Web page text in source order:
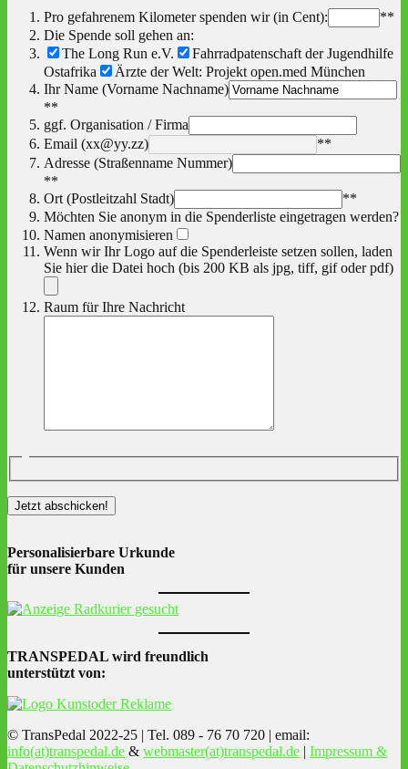
Pro gefahrenem Kilometer spenden wir (in Cent):
**
Die Spende soll gehen an:
The Long Run e.V.
Fahrradpatenschaft der Jugendhilfe
Ostafrika
Ärzte der Welt: Projekt open.med München
Ihr Name (Vorname Nachname)
**
ggf. Organisation / Firma
Email (xx@yy.zz)
**
Adresse (Straßenname Nummer)
**
Ort (Postleitzahl Stadt)
**
Möchten Sie anonym in die Spenderliste eingetragen werden?
Namen anonymisieren
Wenn wir Ihr Logo auf die Spenderleiste setzen sollen, laden
Sie hier die Datei hoch (bis 200 KB als jpg, tiff, gif oder pdf)
Raum für Ihre Nachricht
Personalisierbare Urkunde
für unsere Kunden
TRANSPEDAL wird freundlich
unterstützt von:
© TransPedal 2022-25 | Tel. 089 - 76 70 720 | email:
info(at)transpedal.de & webmaster(at)transpedal.de | Impressum &